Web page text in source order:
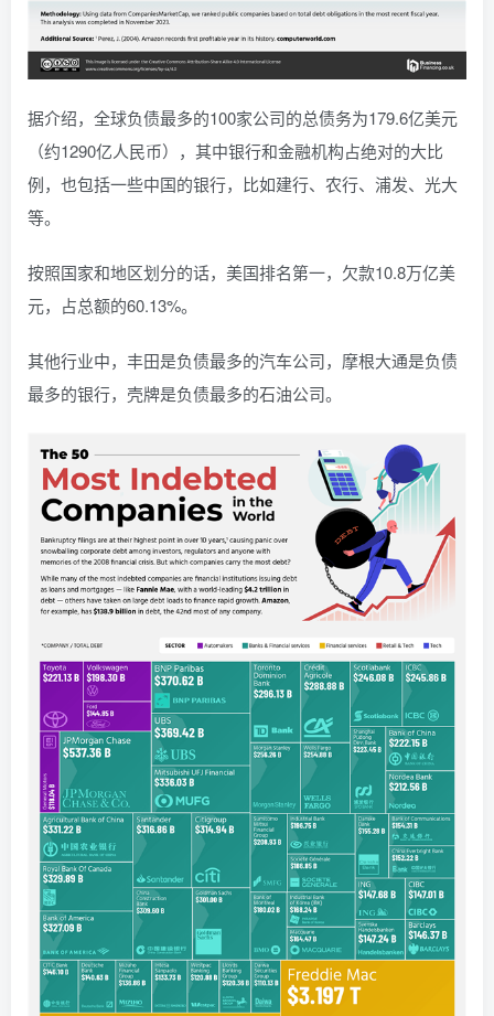
据介绍，全球负债最多的100家公司的总债务为179.6亿美元
（约1290亿人民币），其中银行和金融机构占绝对的大比
例，也包括一些中国的银行，比如建行、农行、浦发、光大
等。
按照国家和地区划分的话，美国排名第一，欠款10.8万亿美
元，占总额的60.13%。
其他行业中，丰田是负债最多的汽车公司，摩根大通是负债
最多的银行，壳牌是负债最多的石油公司。